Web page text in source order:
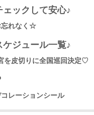
ックして安心♪
忘れなく☆
ジュール一覧♪
を皮切りに全国巡回決定♡
レーションシール